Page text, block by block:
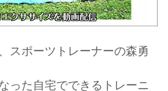
スポーツトレーナーの森勇
った自宅でできるトレーニ